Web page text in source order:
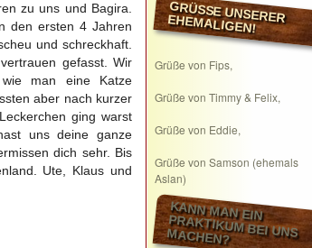
zu uns und Bagira.
den ersten 4 Jahren
und schreckhaft.
gefasst. Wir
man eine Katze
aber nach kurzer
ging warst
uns deine ganze
dich sehr. Bis
Ute, Klaus und
GRÜSSE UNSERER EHEMALIGEN!
Grüße von Fips,
Grüße von Timmy & Felix,
Grüße von Eddie,
Grüße von Samson (ehemals
Aslan)
KANN MAN EIN
PRAKTIKUM BEI UNS MACHEN?